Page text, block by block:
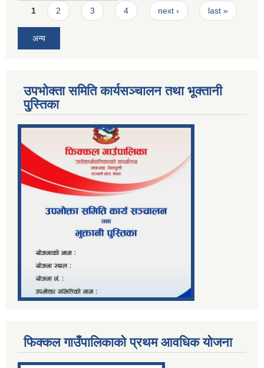
Pages
1 2 3 4 next › last »
अन्य
उपभोक्ता समिति कार्यसञ्चालन तथा भूक्तानी
पु्स्तिका
फिक्कल गाउँपालिकाको प्रथम आवधिक योजना